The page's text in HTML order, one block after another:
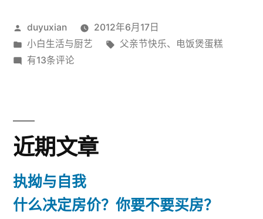
爸
的
发
布
者：
duyuxian
2012年6月17日
发
布
小白生活与厨艺
标
父亲节快乐、
电饭煲蛋糕
献
的
蛋
糕
有13条评论
近期文章
执拗与自我
什么决定房价？你要不要买房？